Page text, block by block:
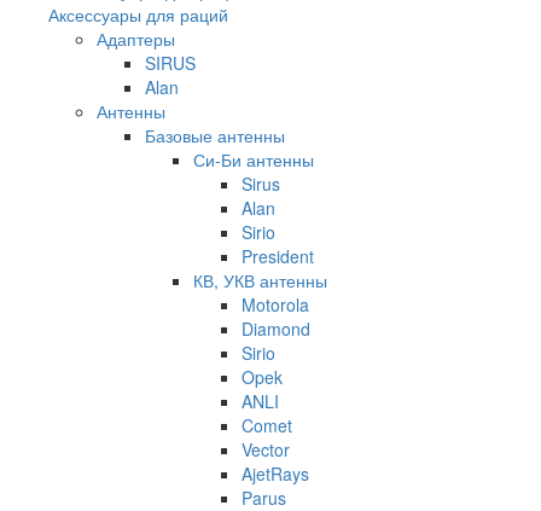
Аксессуары для раций
Адаптеры
SIRUS
Alan
Антенны
Базовые антенны
Си-Би антенны
Sirus
Alan
Sirio
President
КВ, УКВ антенны
Motorola
Diamond
Sirio
Opek
ANLI
Comet
Vector
AjetRays
Parus